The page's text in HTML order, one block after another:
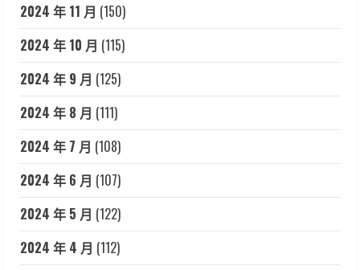
2024 年 11 月 (150)
2024 年 10 月 (115)
2024 年 9 月 (125)
2024 年 8 月 (111)
2024 年 7 月 (108)
2024 年 6 月 (107)
2024 年 5 月 (122)
2024 年 4 月 (112)